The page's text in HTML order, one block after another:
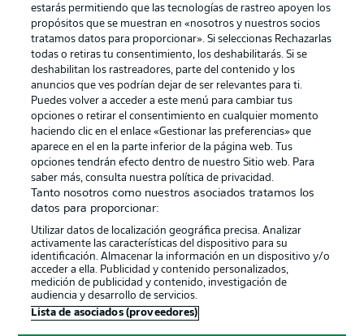
Publicidad Aviso legal
Gestionar las preferencias Declaracion de privacidad
Canales Trabajos
Jugadores Condiciones de uso
Sello Editorial Contacto
© 2026 Bundesliga-Gruppe GmbH
estarás permitiendo que las tecnologías de rastreo apoyen los
propósitos que se muestran en «nosotros y nuestros socios
tratamos datos para proporcionar». Si seleccionas Rechazarlas
todas o retiras tu consentimiento, los deshabilitarás. Si se
deshabilitan los rastreadores, parte del contenido y los
anuncios que ves podrían dejar de ser relevantes para ti.
Puedes volver a acceder a este menú para cambiar tus
opciones o retirar el consentimiento en cualquier momento
haciendo clic en el enlace «Gestionar las preferencias» que
aparece en el en la parte inferior de la página web. Tus
opciones tendrán efecto dentro de nuestro Sitio web. Para
saber más, consulta nuestra política de privacidad.
Tanto nosotros como nuestros asociados tratamos los
datos para proporcionar:
Utilizar datos de localización geográfica precisa. Analizar
activamente las características del dispositivo para su
identificación. Almacenar la información en un dispositivo y/o
acceder a ella. Publicidad y contenido personalizados,
medición de publicidad y contenido, investigación de
audiencia y desarrollo de servicios.
Lista de asociados (proveedores)